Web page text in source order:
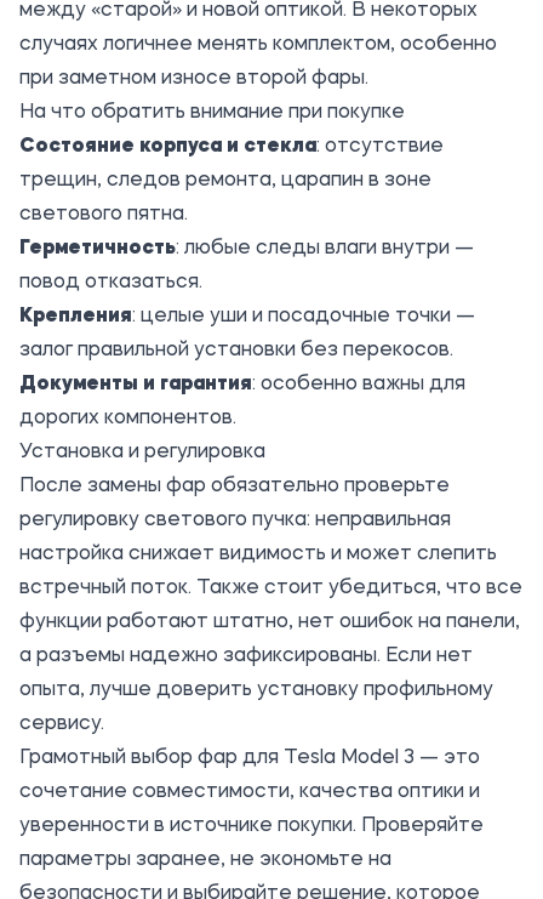
между «старой» и новой оптикой. В некоторых
случаях логичнее менять комплектом, особенно
при заметном износе второй фары.
На что обратить внимание при покупке
Состояние корпуса и стекла: отсутствие
трещин, следов ремонта, царапин в зоне
светового пятна.
Герметичность: любые следы влаги внутри —
повод отказаться.
Крепления: целые уши и посадочные точки —
залог правильной установки без перекосов.
Документы и гарантия: особенно важны для
дорогих компонентов.
Установка и регулировка
После замены фар обязательно проверьте
регулировку светового пучка: неправильная
настройка снижает видимость и может слепить
встречный поток. Также стоит убедиться, что все
функции работают штатно, нет ошибок на панели,
а разъемы надежно зафиксированы. Если нет
опыта, лучше доверить установку профильному
сервису.
Грамотный выбор фар для Tesla Model 3 — это
сочетание совместимости, качества оптики и
уверенности в источнике покупки. Проверяйте
параметры заранее, не экономьте на
безопасности и выбирайте решение, которое